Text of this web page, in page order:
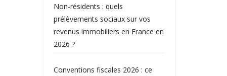
Non‑résidents : quels
prélèvements sociaux sur vos
revenus immobiliers en France en
2026 ?
Conventions fiscales 2026 : ce